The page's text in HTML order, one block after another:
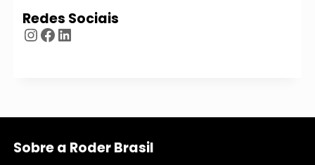
Redes Sociais
Instagram
Facebook
LinkedIn
Sobre a Roder Brasil